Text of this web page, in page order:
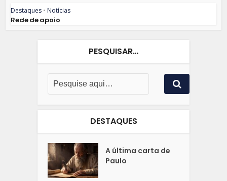
Destaques • Notícias
Rede de apoio
PESQUISAR…
DESTAQUES
A última carta de
Paulo